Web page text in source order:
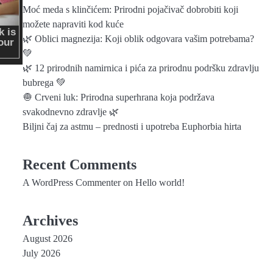
Moć meda s klinčićem: Prirodni pojačivač dobrobiti koji
možete napraviti kod kuće
🌿 Oblici magnezija: Koji oblik odgovara vašim potrebama?
💚
🌿 12 prirodnih namirnica i pića za prirodnu podršku zdravlju
bubrega 💚
🧅 Crveni luk: Prirodna superhrana koja podržava
svakodnevno zdravlje 🌿
Biljni čaj za astmu – prednosti i upotreba Euphorbia hirta
Recent Comments
A WordPress Commenteron Hello world!
Archives
August 2026
July 2026